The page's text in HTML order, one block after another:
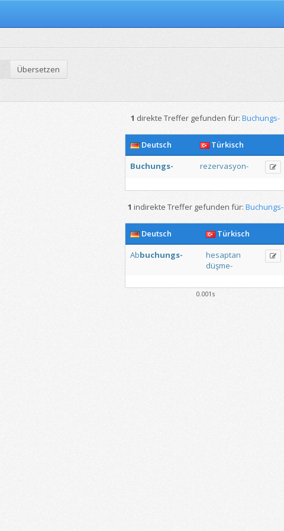
Übersetzen
1 direkte Treffer gefunden für: Buchungs-
Deutsch
Türkisch
Buchungs-
rezervasyon-
1 indirekte Treffer gefunden für: Buchungs-
Deutsch
Türkisch
Abbuchungs-
hesaptan
düşme-
0.001s